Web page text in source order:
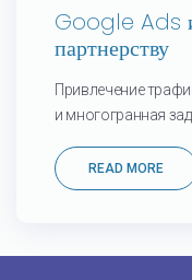
Google Ads
партнерству
Привлечение
и многогранная
READ MORE